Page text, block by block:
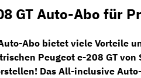
GT Auto-Abo für
Abo bietet viele Vorteile
Peugeot e-208 GT von
Das All-inclusive